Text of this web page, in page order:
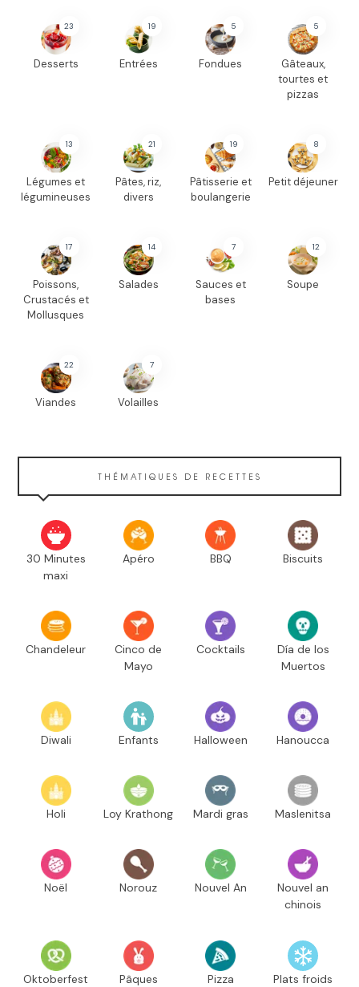
23
Desserts
19
Entrées
5
Fondues
5
Gâteaux,
tourtes et
pizzas
13
Légumes et
légumineuses
21
Pâtes, riz,
divers
19
Pâtisserie et
boulangerie
8
Petit déjeuner
17
Poissons,
Crustacés et
Mollusques
14
Salades
7
Sauces et
bases
12
Soupe
22
Viandes
7
Volailles
THÉMATIQUES DE RECETTES
30 Minutes
maxi
Apéro BBQ Biscuits
Chandeleur
Cinco de
Mayo
Cocktails
Día de los
Muertos
Diwali Enfants Halloween Hanoucca
Holi Loy Krathong Mardi gras Maslenitsa
Noël Norouz Nouvel An
Nouvel an
chinois
Oktoberfest Pâques Pizza Plats froids